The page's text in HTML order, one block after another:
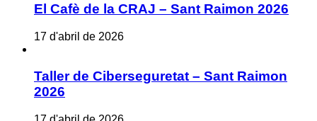
El Cafè de la CRAJ – Sant Raimon 2026
17 d'abril de 2026
Taller de Ciberseguretat – Sant Raimon
2026